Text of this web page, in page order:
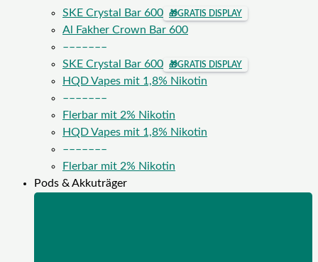
SKE Crystal Bar 600
🎁GRATIS DISPLAY
Al Fakher Crown Bar 600
–––––––
SKE Crystal Bar 600
🎁GRATIS DISPLAY
HQD Vapes mit 1,8% Nikotin
–––––––
Flerbar mit 2% Nikotin
HQD Vapes mit 1,8% Nikotin
–––––––
Flerbar mit 2% Nikotin
Pods & Akkuträger